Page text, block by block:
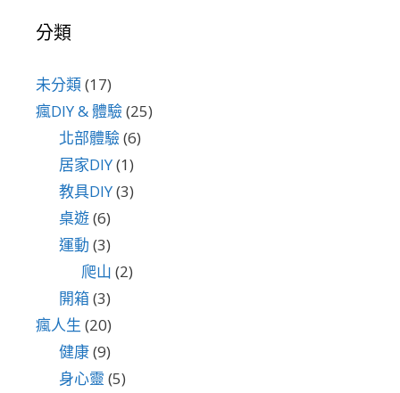
分類
未分類(17)
瘋DIY & 體驗(25)
北部體驗(6)
居家DIY(1)
教具DIY(3)
桌遊(6)
運動 (3)
爬山 (2)
開箱(3)
瘋人生 (20)
健康(9)
身心靈 (5)